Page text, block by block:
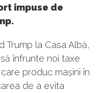
impuse de
Trump la Casa Albă,
înfrunte noi taxe
produc mașini în
de a evita